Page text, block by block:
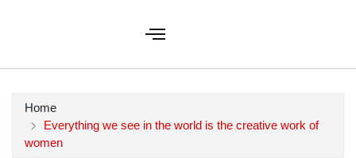
Home
Everything we see in the world is the creative work of
women